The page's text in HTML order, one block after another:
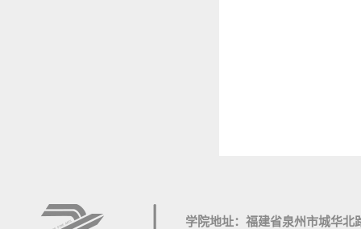
学院地址：福建省泉州市城华北